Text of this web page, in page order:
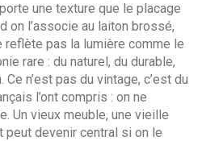
une texture que le placage
on l’associe au laiton brossé,
reflète pas la lumière comme le
rare : du naturel, du durable,
n’est pas du vintage, c’est du
l’ont compris : on ne
Un vieux meuble, une vieille
devenir central si on le